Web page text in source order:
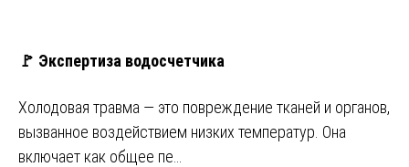
🚩 Экспертиза водосчетчика
Холодовая травма — это повреждение тканей и органов,
вызванное воздействием низких температур. Она
включает как общее пе…